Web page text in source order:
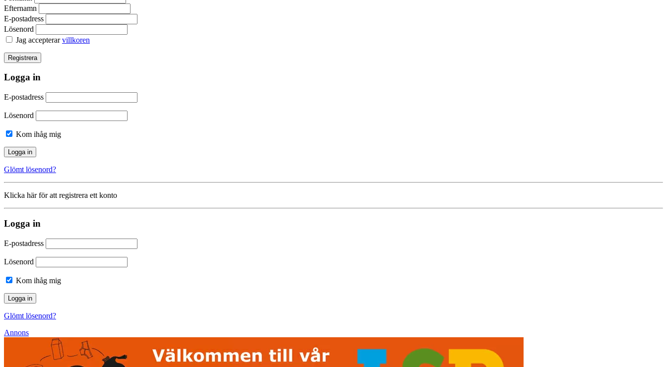
Efternamn
E-postadress
Lösenord
Jag accepterarvillkoren
Logga in
E-postadress
Lösenord
Kom ihåg mig
Glömt lösenord?
Klicka här för att registrera ett konto
Logga in
E-postadress
Lösenord
Kom ihåg mig
Glömt lösenord?
Annons